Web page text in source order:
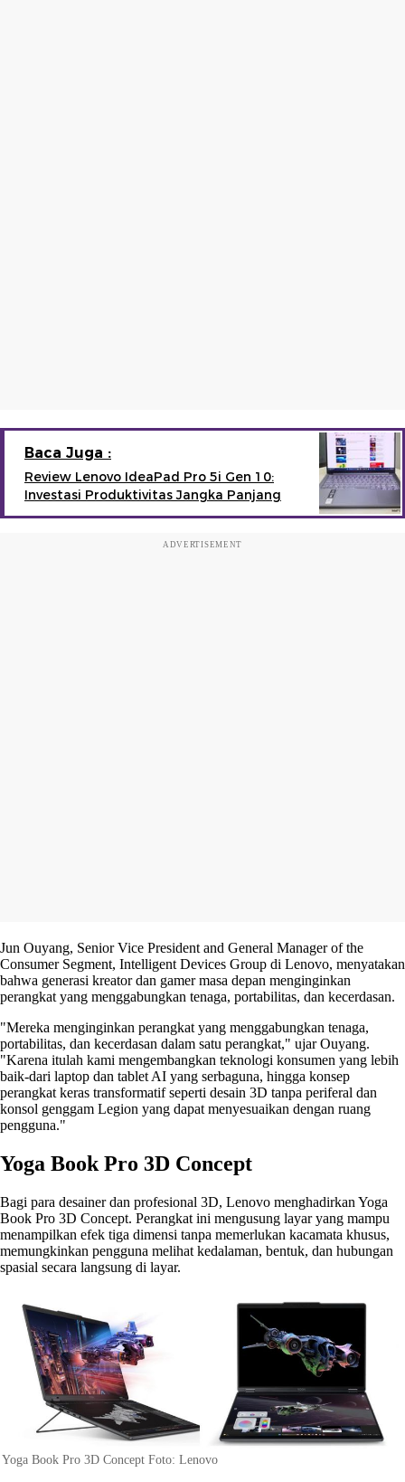
Baca Juga :
Review Lenovo IdeaPad Pro 5i Gen 10:
Investasi Produktivitas Jangka Panjang
ADVERTISEMENT
Jun Ouyang, Senior Vice President and General Manager of the
Consumer Segment, Intelligent Devices Group di Lenovo, menyatakan
bahwa generasi kreator dan gamer masa depan menginginkan
perangkat yang menggabungkan tenaga, portabilitas, dan kecerdasan.
"Mereka menginginkan perangkat yang menggabungkan tenaga,
portabilitas, dan kecerdasan dalam satu perangkat," ujar Ouyang.
"Karena itulah kami mengembangkan teknologi konsumen yang lebih
baik-dari laptop dan tablet AI yang serbaguna, hingga konsep
perangkat keras transformatif seperti desain 3D tanpa periferal dan
konsol genggam Legion yang dapat menyesuaikan dengan ruang
pengguna."
Yoga Book Pro 3D Concept
Bagi para desainer dan profesional 3D, Lenovo menghadirkan Yoga
Book Pro 3D Concept. Perangkat ini mengusung layar yang mampu
menampilkan efek tiga dimensi tanpa memerlukan kacamata khusus,
memungkinkan pengguna melihat kedalaman, bentuk, dan hubungan
spasial secara langsung di layar.
Yoga Book Pro 3D Concept Foto: Lenovo